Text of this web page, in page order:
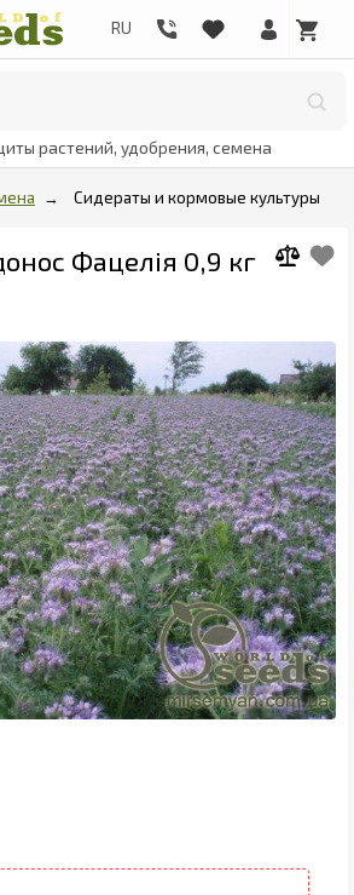
растений, удобрения, семена
Сидераты и кормовые культуры
Фацелія 0,9 кг